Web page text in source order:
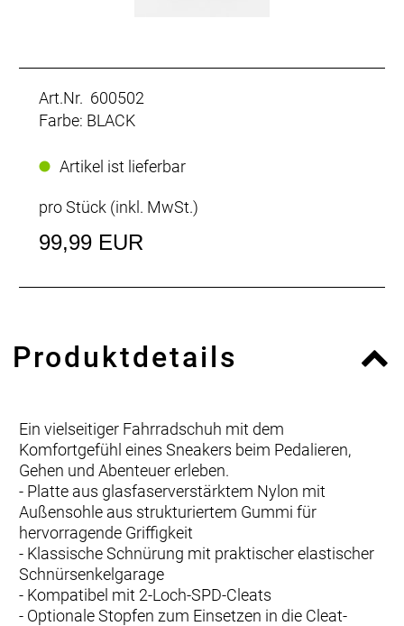
Art.Nr. 600502
Farbe: BLACK
Artikel ist lieferbar
pro Stück (inkl. MwSt.)
99,99 EUR
Produktdetails
Ein vielseitiger Fahrradschuh mit dem
Komfortgefühl eines Sneakers beim Pedalieren,
Gehen und Abenteuer erleben.
- Platte aus glasfaserverstärktem Nylon mit
Außensohle aus strukturiertem Gummi für
hervorragende Griffigkeit
- Klassische Schnürung mit praktischer elastischer
Schnürsenkelgarage
- Kompatibel mit 2-Loch-SPD-Cleats
- Optionale Stopfen zum Einsetzen in die Cleat-